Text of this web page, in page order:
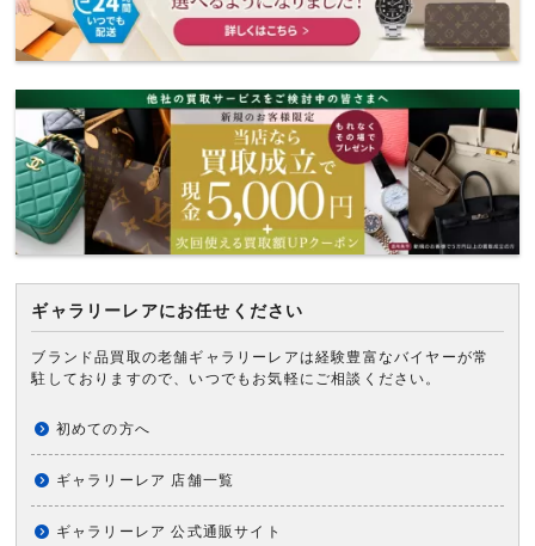
ギャラリーレアにお任せください
ブランド品買取の老舗ギャラリーレアは経験豊富なバイヤーが常
駐しておりますので、いつでもお気軽にご相談ください。
初めての方へ
ギャラリーレア 店舗一覧
ギャラリーレア 公式通販サイト